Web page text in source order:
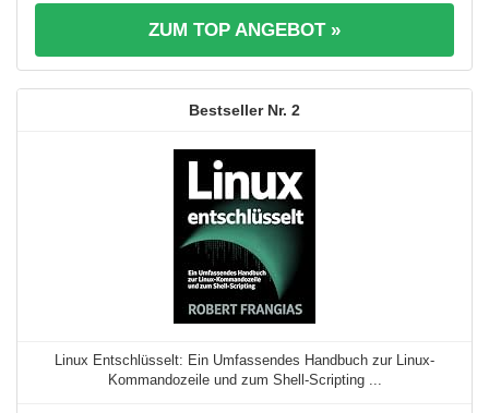
ZUM TOP ANGEBOT »
2
Linux Entschlüsselt: Ein Umfassendes Handbuch zur Linux-
Kommandozeile und zum Shell-Scripting ...